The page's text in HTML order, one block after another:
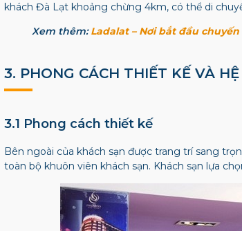
khách Đà Lạt khoảng chừng 4km, có thể di
Xem thêm:Ladalat – Nơi bắt đầu
3. PHONG CÁCH THIẾT KẾ VÀ
3.1 Phong cách thiết kế
Bên ngoài của khách sạn được trang trí sang
toàn bộ khuôn viên khách sạn. Khách sạn lựa